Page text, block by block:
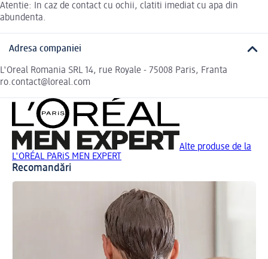
Atentie: In caz de contact cu ochii, clatiti imediat cu apa din
abundenta.
Adresa companiei
L'Oreal Romania SRL 14, rue Royale - 75008 Paris, Franta
ro.contact@loreal.com
Alte produse de la
L'ORÉAL PARiS MEN EXPERT
Recomandări